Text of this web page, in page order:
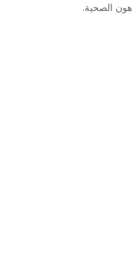
الصحية.